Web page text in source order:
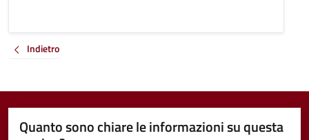
Indietro
Quanto sono chiare le informazioni su questa